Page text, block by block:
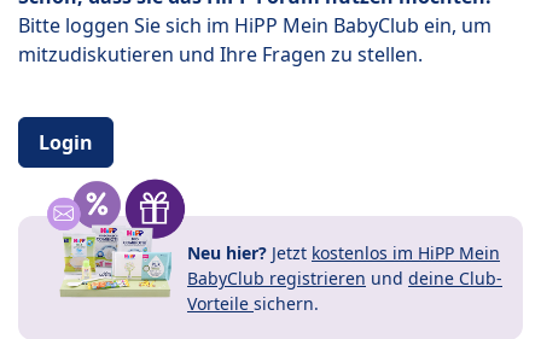
Bitte loggen Sie sich im HiPP Mein BabyClub ein, um
mitzudiskutieren und Ihre Fragen zu stellen.
Login
Neu hier? Jetzt kostenlos im HiPP Mein
BabyClub registrieren und deine Club-
Vorteile sichern.